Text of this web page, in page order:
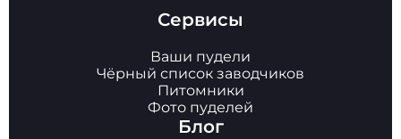
Сервисы
Ваши пудели
Чёрный список заводчиков
Питомники
Фото пуделей
Блог